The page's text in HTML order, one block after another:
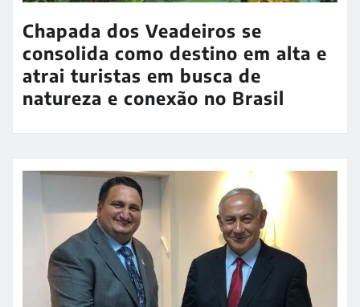
Chapada dos Veadeiros se
consolida como destino em alta e
atrai turistas em busca de
natureza e conexão no Brasil